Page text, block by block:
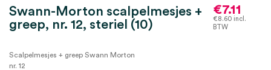
Swann-Morton scalpelmesjes +
greep, nr. 12, steriel (10)
€7.11
€8.60 incl.
BTW
Scalpelmesjes + greep Swann Morton
nr. 12